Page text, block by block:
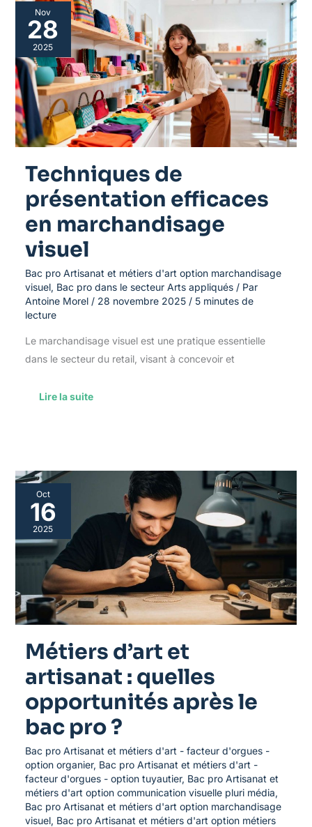
Nov
28
2025
Techniques de
présentation efficaces
en marchandisage
visuel
Bac pro Artisanat et métiers d'art option marchandisage
visuel, Bac pro dans le secteur Arts appliqués/ Par
Antoine Morel / 28 novembre 2025 / 5 minutes de
lecture
Le marchandisage visuel est une pratique essentielle
dans le secteur du retail, visant à concevoir et
Techniques
de
présentation
efficaces
en
marchandisage
visuel
Lire la suite
Oct
16
2025
Métiers d’art et
artisanat : quelles
opportunités après le
bac pro ?
Bac pro Artisanat et métiers d'art - facteur d'orgues -
option organier, Bac pro Artisanat et métiers d'art -
facteur d'orgues - option tuyautier, Bac pro Artisanat et
métiers d'art option communication visuelle pluri média,
Bac pro Artisanat et métiers d'art option marchandisage
visuel, Bac pro Artisanat et métiers d'art option métiers
Métiers
d’art
et
artisanat
:
quelles
opportunités
après
le
bac
pro